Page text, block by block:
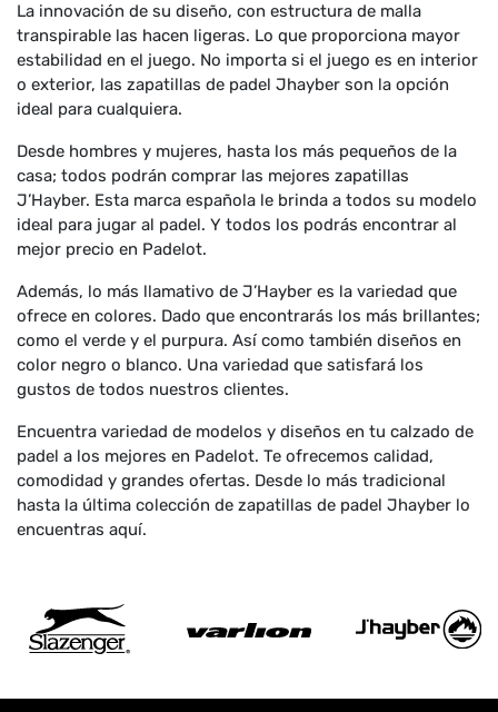
La innovación de su diseño, con estructura de malla
transpirable las hacen ligeras. Lo que proporciona mayor
estabilidad en el juego. No importa si el juego es en interior
o exterior, las zapatillas de padel Jhayber son la opción
ideal para cualquiera.
Desde hombres y mujeres, hasta los más pequeños de la
casa; todos podrán comprar las mejores zapatillas
J’Hayber. Esta marca española le brinda a todos su modelo
ideal para jugar al padel. Y todos los podrás encontrar al
mejor precio en Padelot.
Además, lo más llamativo de J’Hayber es la variedad que
ofrece en colores. Dado que encontrarás los más brillantes;
como el verde y el purpura. Así como también diseños en
color negro o blanco. Una variedad que satisfará los
gustos de todos nuestros clientes.
Encuentra variedad de modelos y diseños en tu calzado de
padel a los mejores en Padelot. Te ofrecemos calidad,
comodidad y grandes ofertas. Desde lo más tradicional
hasta la última colección de zapatillas de padel Jhayber lo
encuentras aquí.